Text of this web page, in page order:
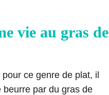
vie au gras de
ce genre de plat, il
beurre par du gras de